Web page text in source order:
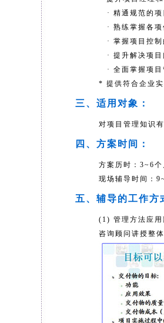
· 精通规范的项
· 熟练掌握各项
· 掌握项目控制
· 提升解决项目
· 全面掌握项目
* 提供符合企业
三、适用对象：
对项目管理知识
四、方案时间：
方案历时：3~6个
现场辅导时间：
五、辅导的工作方
(1) 管理方法应用
咨询顾问讲授整